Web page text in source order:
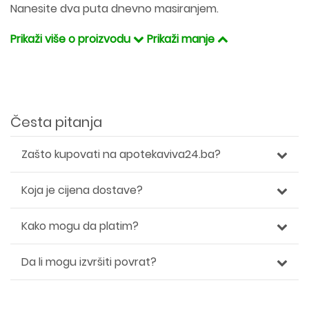
Nanesite dva puta dnevno masiranjem.
Prikaži više o proizvodu
Prikaži manje
Česta pitanja
Zašto kupovati na apotekaviva24.ba?
Koja je cijena dostave?
Kako mogu da platim?
Da li mogu izvršiti povrat?